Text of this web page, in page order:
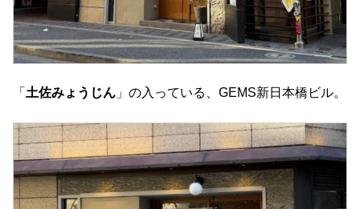
「 土佐みょうじん 」の入っている、GEMS新日本橋ビル。